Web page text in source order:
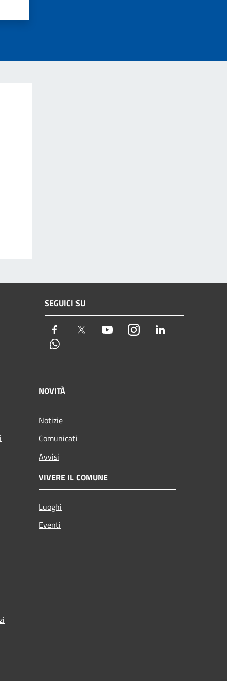
SEGUICI SU
Facebook Twitter YoutubeInstagram
NOVITÀ
Notizie
Comunicati
Avvisi
VIVERE IL COMUNE
Luoghi
Eventi